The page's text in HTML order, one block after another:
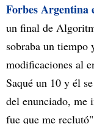
Forbes Argentina
un final de
sobraba un tiempo
modificaciones al
Saqué un 10 y él
del enunciado, me
fue que me